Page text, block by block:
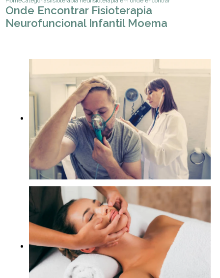
Onde Encontrar Fisioterapia
Neurofuncional Infantil Moema